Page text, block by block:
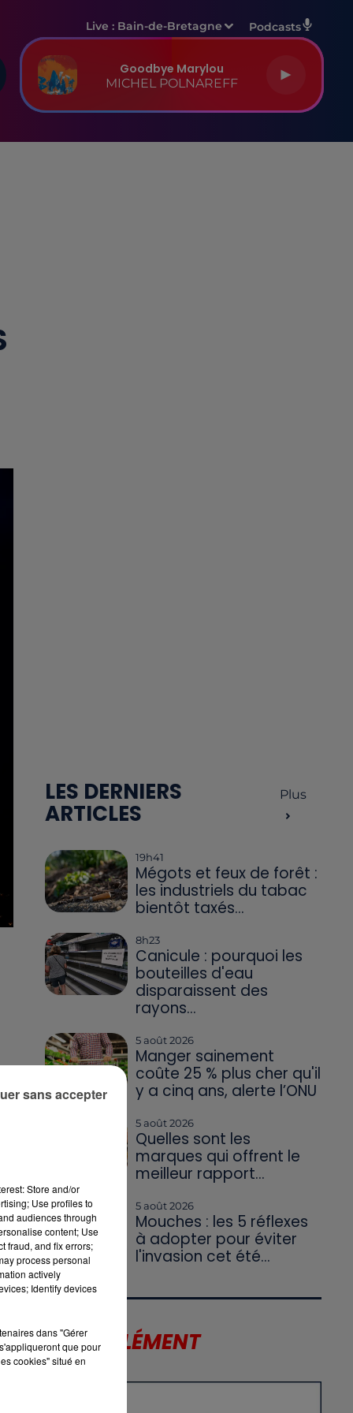
Live : Bain-de-Bretagne Podcasts
Goodbye Marylou
MICHEL POLNAREFF
LES DERNIERS
ARTICLES
Plus
19h41
Mégots et feux de forêt :
les industriels du tabac
bientôt taxés...
8h23
Canicule : pourquoi les
bouteilles d'eau
disparaissent des
rayons...
5 août 2026
Manger sainement
coûte 25 % plus cher qu'il
y a cinq ans, alerte l’ONU
5 août 2026
Quelles sont les
marques qui offrent le
meilleur rapport...
5 août 2026
Mouches : les 5 réflexes
à adopter pour éviter
l'invasion cet été...
LE SUPPLÉMENT
Store and/or
Use profiles to
audiences through
content; Use
fraud, and fix errors;
process personal
actively
Identify devices
dans "Gérer
que pour
cookies" situé en
sans accepter